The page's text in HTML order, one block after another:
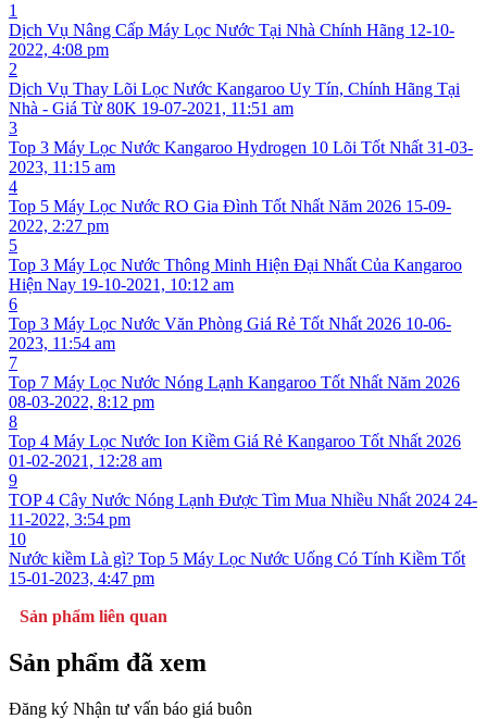
1
Dịch Vụ Nâng Cấp Máy Lọc Nước Tại Nhà Chính Hãng 12-10-
2022, 4:08 pm
2
Dịch Vụ Thay Lõi Lọc Nước Kangaroo Uy Tín, Chính Hãng Tại
Nhà - Giá Từ 80K 19-07-2021, 11:51 am
3
Top 3 Máy Lọc Nước Kangaroo Hydrogen 10 Lõi Tốt Nhất 31-03-
2023, 11:15 am
4
Top 5 Máy Lọc Nước RO Gia Đình Tốt Nhất Năm 2026 15-09-
2022, 2:27 pm
5
Top 3 Máy Lọc Nước Thông Minh Hiện Đại Nhất Của Kangaroo
Hiện Nay 19-10-2021, 10:12 am
6
Top 3 Máy Lọc Nước Văn Phòng Giá Rẻ Tốt Nhất 2026 10-06-
2023, 11:54 am
7
Top 7 Máy Lọc Nước Nóng Lạnh Kangaroo Tốt Nhất Năm 2026
08-03-2022, 8:12 pm
8
Top 4 Máy Lọc Nước Ion Kiềm Giá Rẻ Kangaroo Tốt Nhất 2026
01-02-2021, 12:28 am
9
TOP 4 Cây Nước Nóng Lạnh Được Tìm Mua Nhiều Nhất 2024 24-
11-2022, 3:54 pm
10
Nước kiềm Là gì? Top 5 Máy Lọc Nước Uống Có Tính Kiềm Tốt
15-01-2023, 4:47 pm
Sản phẩm liên quan
Sản phẩm đã xem
Đăng ký Nhận tư vấn báo giá buôn